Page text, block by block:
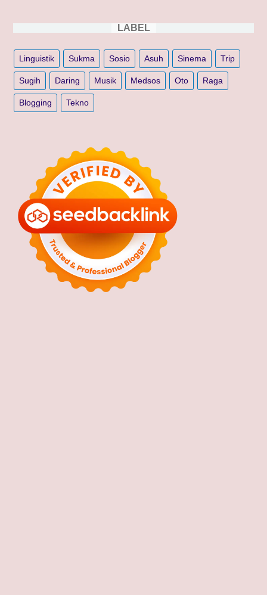
LABEL
Linguistik Sukma Sosio Asuh Sinema Trip
Sugih Daring Musik Medsos Oto Raga
Blogging Tekno